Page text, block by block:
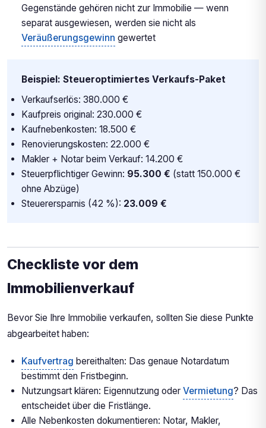
Gegenstände gehören nicht zur Immobilie — wenn
separat ausgewiesen, werden sie nicht als
Veräußerungsgewinn gewertet
Beispiel: Steueroptimiertes Verkaufs-Paket
Verkaufserlös: 380.000 €
Kaufpreis original: 230.000 €
Kaufnebenkosten: 18.500 €
Renovierungskosten: 22.000 €
Makler + Notar beim Verkauf: 14.200 €
Steuerpflichtiger Gewinn: 95.300 € (statt 150.000 €
ohne Abzüge)
Steuerersparnis (42 %): 23.009 €
Checkliste vor dem
Immobilienverkauf
Bevor Sie Ihre Immobilie verkaufen, sollten Sie diese Punkte
abgearbeitet haben:
Kaufvertrag bereithalten: Das genaue Notardatum
bestimmt den Fristbeginn.
Nutzungsart klären: Eigennutzung oder Vermietung? Das
entscheidet über die Fristlänge.
Alle Nebenkosten dokumentieren: Notar, Makler,